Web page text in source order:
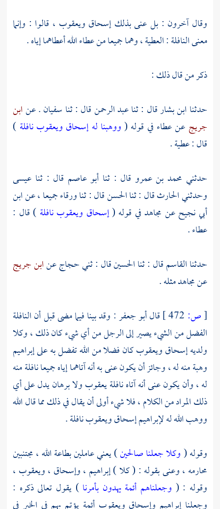
وقال آخرون : بل عنى بذلكإسحاق ويعقوب ، قالوا : وإنما
معنى النافلة : العطية ، وهما جميعا من عطاء الله أعطاهما إياه .
ذكر من قال ذلك :
حدثنا ابن بشارقال : ثناعبد الرحمنقال : ثنا سفيان. عنابن
جريج عنعطاء في قوله (ووهبنا له إسحاق ويعقوب نافلة )
قال : عطية .
حدثني محمد بن عمرو قال : ثنا أبو عاصم قال : ثنا عيسى
وحدثنيالحارثقال : ثناالحسنقال : ثناورقاءجميعا ، عنابن
أبي نجيحعن مجاهدفي قوله (إسحاق ويعقوب نافلة ) قال :
عطاء .
حدثناالقاسمقال : ثناالحسينقال : ثنيحجاجعنابن جريج
عنمجاهدمثله .
[ص: قالأبو جعفر: وقد بينا فيما مضى قبل أن النافلة
الفضل من الشيء يصير إلى الرجل من أي شيء كان ذلك ، وكلا
ولديه إسحاق ويعقوب كان فضلا من الله تفضل به علىإبراهيم
وهبة منه له ، وجائز أن يكون عنى به أنه آتاهما إياه جميعا نافلة منه
له ، وأن يكون عنى أنه آتاه نافلةيعقوبولا برهان يدل على أي
ذلك المراد من الكلام ، فلا شيء أولى أن يقال في ذلك مما قال الله
ووهب الله لهلإبراهيمإسحاقويعقوبنافلة .
وقوله (وكلا جعلنا صالحين) يعني عاملين بطاعة الله ، مجتنبين
محارمه ، وعنى بقوله : ( كلا )إبراهيم ،وإسحاق ، ويعقوب ،
وقوله : ( وجعلناهم أئمة يهدون بأمرنا) يقول تعالى ذكره :